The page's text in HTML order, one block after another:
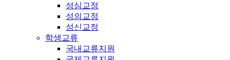
성심교정
성의교정
성신교정
학생교류
국내교류지원